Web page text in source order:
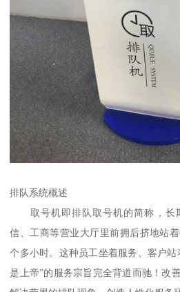
排队系统概述
取号机即排队取号机的简称，长
信、工商等营业大厅里前拥后挤地站
个多小时。这种员工坐着服务、客户
是上帝”的服务宗旨完全背道而驰！改